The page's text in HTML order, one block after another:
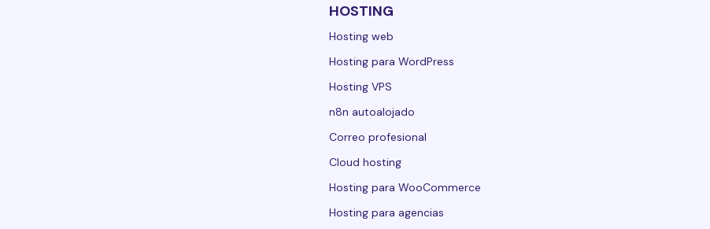
HOSTING
Hosting web
Hosting para WordPress
Hosting VPS
n8n autoalojado
Correo profesional
Cloud hosting
Hosting para WooCommerce
Hosting para agencias